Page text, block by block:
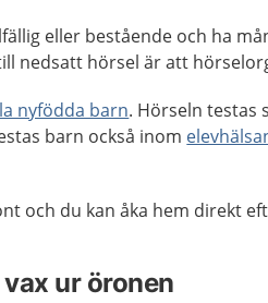
eller bestående och ha
nedsatt hörsel är att
nyfödda barn. Hörseln testas
barn också inom
och du kan åka hem direkt
ur öronen